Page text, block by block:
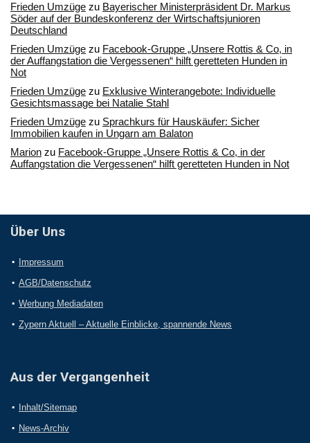
Frieden Umzüge zu Bayerischer Ministerpräsident Dr. Markus
Söder auf der Bundeskonferenz der Wirtschaftsjunioren
Deutschland
Frieden Umzüge zu Facebook-Gruppe „Unsere Rottis & Co, in
der Auffangstation die Vergessenen“ hilft geretteten Hunden in
Not
Frieden Umzüge zu Exklusive Winterangebote: Individuelle
Gesichtsmassage bei Natalie Stahl
Frieden Umzüge zu Sprachkurs für Hauskäufer: Sicher
Immobilien kaufen in Ungarn am Balaton
Marion zu Facebook-Gruppe „Unsere Rottis & Co, in der
Auffangstation die Vergessenen“ hilft geretteten Hunden in Not
Über Uns
Impressum
AGB/Datenschutz
Werbung Mediadaten
Zypern Aktuell – Aktuelle Einblicke, spannende News
Aus der Vergangenheit
Inhalt/Sitemap
News-Archiv